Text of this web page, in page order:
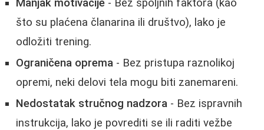
Manjak motivacije - Bez spoljnih faktora (kao
što su plaćena članarina ili društvo), lako je
odložiti trening.
Ograničena oprema - Bez pristupa raznolikoj
opremi, neki delovi tela mogu biti zanemareni.
Nedostatak stručnog nadzora - Bez ispravnih
instrukcija, lako je povrediti se ili raditi vežbe